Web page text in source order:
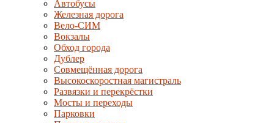
Автобусы
Железная дорога
Вело-СИМ
Вокзалы
Обход города
Дублер
Совмещённая дорога
Высокоскоростная магистраль
Развязки и перекрёстки
Мосты и переходы
Парковки